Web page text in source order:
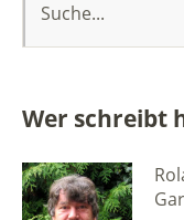
Wer schreibt